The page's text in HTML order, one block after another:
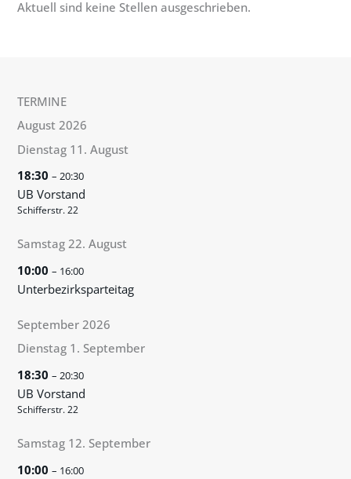
Aktuell sind keine Stellen ausgeschrieben.
TERMINE
August 2026
Dienstag 11. August
18:30– 20:30
UB Vorstand
Schifferstr. 22
Samstag 22. August
10:00– 16:00
Unterbezirksparteitag
September 2026
Dienstag 1. September
18:30– 20:30
UB Vorstand
Schifferstr. 22
Samstag 12. September
10:00– 16:00